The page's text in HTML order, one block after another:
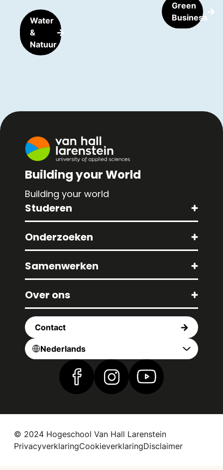
Water
&
Natuur
Green
Business
Building your World
Building your world
Studeren
Onderzoeken
Samenwerken
Over ons
Contact
Nederlands
Vind ons op Facebook
Vind ons op Instagram
Vind ons op
© 2024 Hogeschool Van Hall Larenstein
PrivacyverklaringCookieverklaringDisclaimer